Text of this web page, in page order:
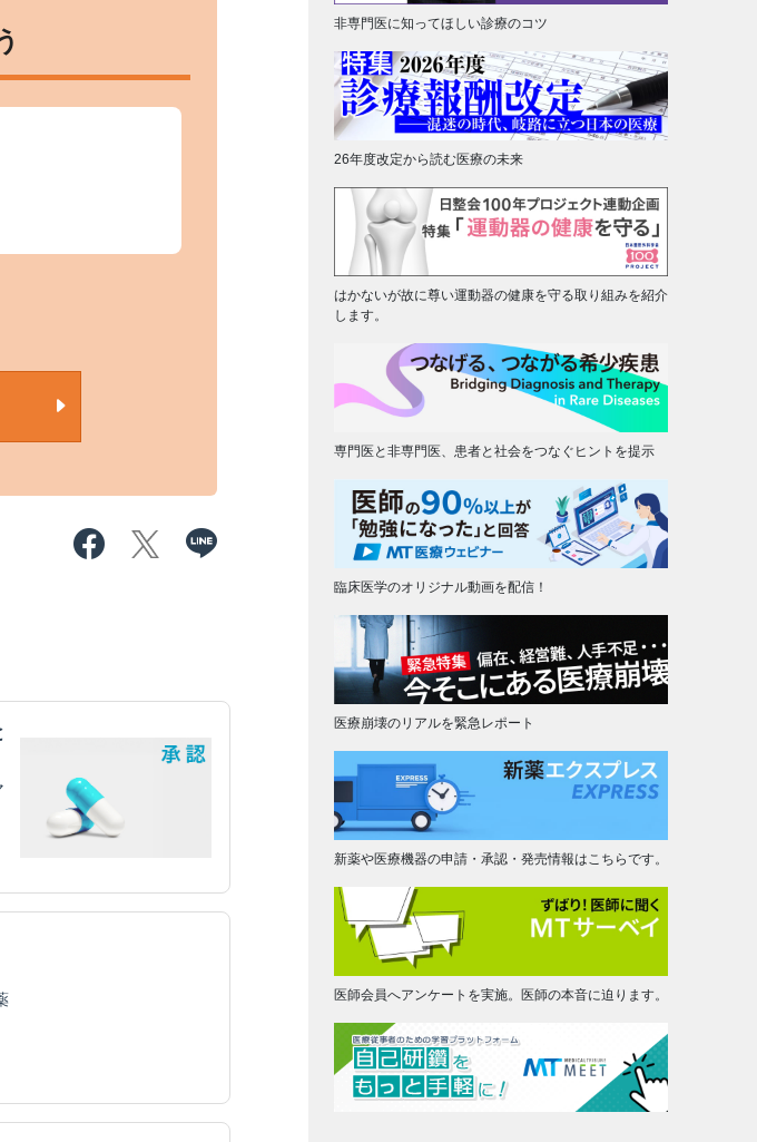
非専門医に知ってほしい診療のコツ
26年度改定から読む医療の未来
はかないが故に尊い運動器の健康を守る取り組みを紹介
します。
専門医と非専門医、患者と社会をつなぐヒントを提示
臨床医学のオリジナル動画を配信！
医療崩壊のリアルを緊急レポート
新薬や医療機器の申請・承認・発売情報はこちらです。
医師会員へアンケートを実施。医師の本音に迫ります。